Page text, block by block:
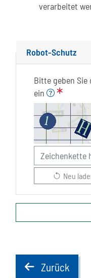
verarbeitet
Robot-Schutz
Bitte geben Sie
ein
Bitte
Neu
backZurück